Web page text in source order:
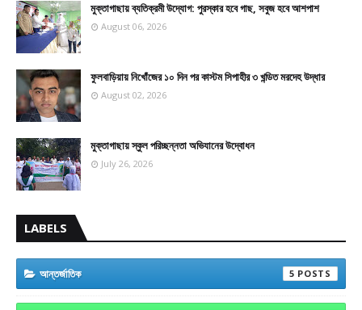
মুক্তাগাছায় ব্যতিক্রমী উদ্যোগ: পুরস্কার হবে গাছ, সবুজ হবে আশপাশ
August 06, 2026
ফুলবাড়িয়ায় নিখোঁজের ১০ দিন পর কাস্টম সিপাহীর ৩ খন্ডিত মরদেহ উদ্ধার
August 02, 2026
মুক্তাগাছায় স্কুল পরিচ্ছন্নতা অভিযানের উদ্বোধন
July 26, 2026
LABELS
আন্তর্জাতিক 5